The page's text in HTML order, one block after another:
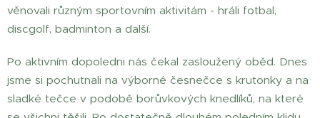
věnovali různým sportovním aktivitám - hráli fotbal,
discgolf, badminton a další.
Po aktivním dopoledni nás čekal zasloužený oběd. Dnes
jsme si pochutnali na výborné česnečce s krutonky a na
sladké tečce v podobě borůvkových knedlíků, na které